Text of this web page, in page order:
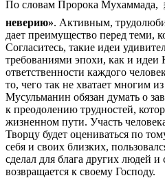
неверию». Активным,
дает преимущество перед теми,
Согласитесь, такие идеи
требованиями эпохи, как и идеи
ответственности каждого
то, чего так не хватает многим
Мусульманин обязан думать о
к преодолению трудностей,
жизненном пути. Участь
Творцу будет оцениваться по
себя и своих близких,
сделал для блага других людей
возвращается к своему Господу.